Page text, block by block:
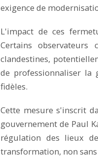
exigence de
L'impact de ces
Certains observateurs
clandestines,
de professionnaliser
fidèles.
Cette mesure s'inscrit
gouvernement de Paul
régulation des lieux
transformation, non